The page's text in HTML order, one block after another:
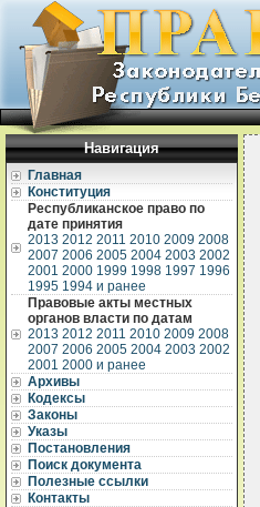
Навигация
Главная
Конституция
Республиканское право по
дате принятия
2013 2012 2011 2010 2009 2008
2007 2006 2005 2004 2003 2002
2001 2000 1999 1998 1997 1996
1995 1994 и ранее
Правовые акты местных
органов власти по датам
2013 2012 2011 2010 2009 2008
2007 2006 2005 2004 2003 2002
2001 2000 и ранее
Архивы
Кодексы
Законы
Указы
Постановления
Поиск документа
Полезные ссылки
Контакты